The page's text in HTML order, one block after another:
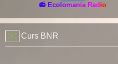
📻 Ecolomania Radio
Curs BNR